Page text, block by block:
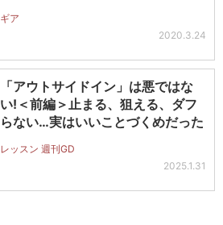
ギア
2020.3.24
「アウトサイドイン」は悪ではな
い!＜前編＞止まる、狙える、ダフ
らない…実はいいことづくめだった
レッスン 週刊GD
2025.1.31